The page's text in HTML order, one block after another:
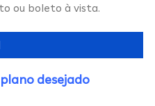
ou boleto à vista.
desejado